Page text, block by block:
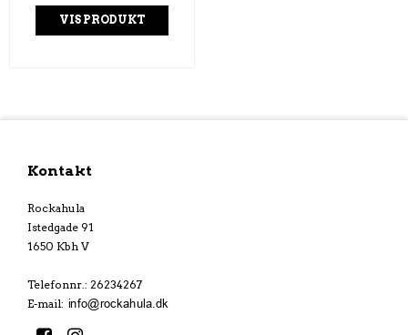
VIS PRODUKT
Kontakt
Rockahula
Istedgade 91
1650 Kbh V
Telefonnr. : 26234267
E-mail: